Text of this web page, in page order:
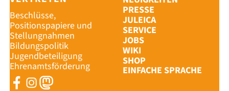
Beschlüsse,
Positionspapiere und
Stellungnahmen
Bildungspolitik
Jugendbeteiligung
Ehrenamtsförderung
PRESSE
JULEICA
SERVICE
JOBS
WIKI
SHOP
EINFACHE SPRACHE